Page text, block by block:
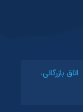
اتاق بازرگانی،